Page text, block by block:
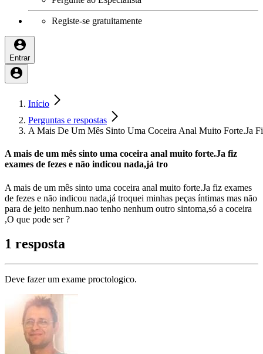
Registe-se gratuitamente
Entrar
Início
Perguntas e respostas
A Mais De Um Mês Sinto Uma Coceira Anal Muito Forte.Ja
A mais de um mês sinto uma coceira anal muito forte.Ja fiz
exames de fezes e não indicou nada,já tro
A mais de um mês sinto uma coceira anal muito forte.Ja fiz exames
de fezes e não indicou nada,já troquei minhas peças íntimas mas não
para de jeito nenhum.nao tenho nenhum outro sintoma,só a coceira
,O que pode ser ?
1 resposta
Deve fazer um exame proctologico.